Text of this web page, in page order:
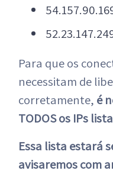
Para que os
necessitam de
corretamente, é
TODOS os IPs
Essa lista estará
avisaremos com